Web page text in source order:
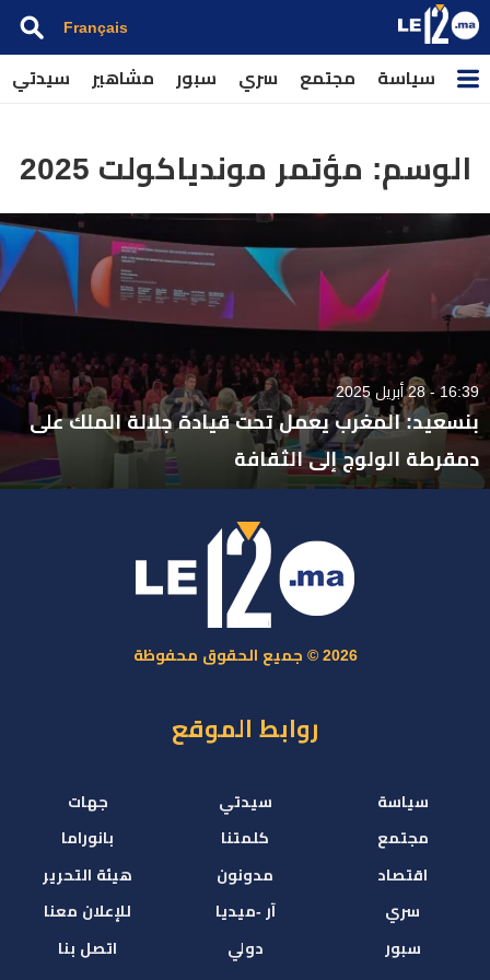
Français
سياسة مجتمع سري سبور مشاهير سيدتي
الوسم: مؤتمر موندياكولت 2025
16:39 - 28 أبريل 2025
بنسعيد: المغرب يعمل تحت قيادة جلالة الملك على
دمقرطة الولوج إلى الثقافة
2026 © جميع الحقوق محفوظة
روابط الموقع
سياسة
مجتمع
اقتصاد
سري
سبور
سيدتي
كلمتنا
مدونون
آر -ميديا
دولي
جهات
بانوراما
هيئة التحرير
للإعلان معنا
اتصل بنا